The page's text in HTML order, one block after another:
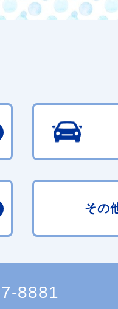
その
8881